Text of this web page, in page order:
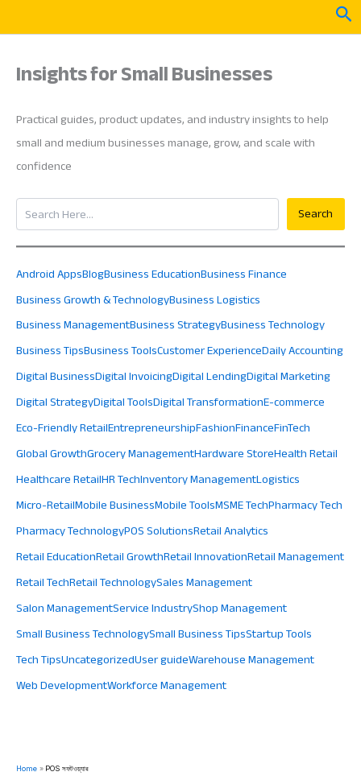
Insights for Small Businesses
Practical guides, product updates, and industry insights to help
small and medium businesses manage, grow, and scale with
confidence
Search
Search
Android AppsBlogBusiness EducationBusiness Finance
Business Growth & TechnologyBusiness Logistics
Business ManagementBusiness StrategyBusiness Technology
Business TipsBusiness ToolsCustomer ExperienceDaily Accounting
Digital BusinessDigital InvoicingDigital LendingDigital Marketing
Digital StrategyDigital ToolsDigital TransformationE-commerce
Eco-Friendly RetailEntrepreneurshipFashionFinanceFinTech
Global GrowthGrocery ManagementHardware StoreHealth Retail
Healthcare RetailHR TechInventory ManagementLogistics
Micro-RetailMobile BusinessMobile ToolsMSME TechPharmacy Tech
Pharmacy TechnologyPOS SolutionsRetail Analytics
Retail EducationRetail GrowthRetail InnovationRetail Management
Retail TechRetail TechnologySales Management
Salon ManagementService IndustryShop Management
Small Business TechnologySmall Business TipsStartup Tools
Tech TipsUncategorizedUser guideWarehouse Management
Web DevelopmentWorkforce Management
Home POS সফটওয়্যার